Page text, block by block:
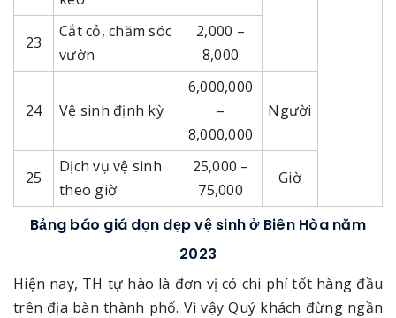
23
Cắt cỏ, chăm sóc
vườn
2,000 –
8,000
24 Vệ sinh định kỳ
6,000,000
–
8,000,000
Người
25
Dịch vụ vệ sinh
theo giờ
25,000 –
75,000
Giờ
Bảng báo giá dọn dẹp vệ sinh ở Biên Hòa năm
2023
Hiện nay, TH tự hào là đơn vị có chi phí tốt hàng đầu
trên địa bàn thành phố. Vì vậy Quý khách đừng ngần